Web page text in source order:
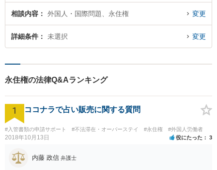
相談内容 外国人・国際問題、永住権 変更
詳細条件 未選択 変更
永住権の法律Q&Aランキング
1 ココナラで占い販売に関する質問
#入管書類の申請サポート #不法滞在・オーバーステイ #永住権 #外国人労働者
2018年10月13日 役にたった 3
内藤 政信 弁護士